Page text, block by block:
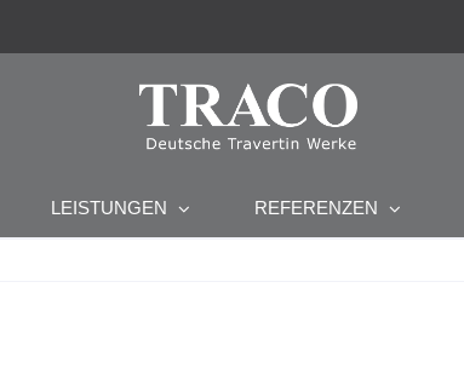
LEISTUNGEN REFERENZEN